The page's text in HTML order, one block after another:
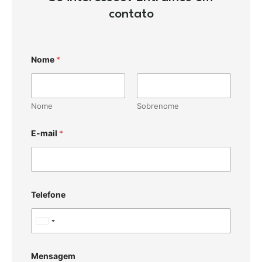
contato
Nome *
Nome Sobrenome
E-mail *
Telefone
i
Mensagem